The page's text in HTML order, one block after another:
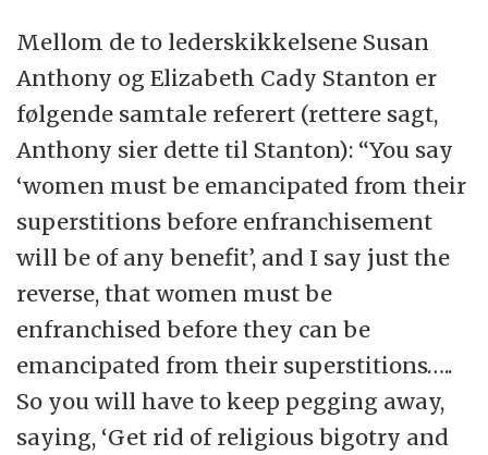
Mellom de to lederskikkelsene Susan
Anthony og Elizabeth Cady Stanton er
følgende samtale referert (rettere sagt,
Anthony sier dette til Stanton): “You say
‘women must be emancipated from their
superstitions before enfranchisement
will be of any benefit’, and I say just the
reverse, that women must be
enfranchised before they can be
emancipated from their superstitions…..
So you will have to keep pegging away,
saying, ‘Get rid of religious bigotry and